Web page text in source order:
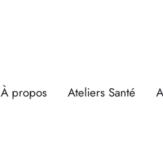
À propos Ateliers Santé